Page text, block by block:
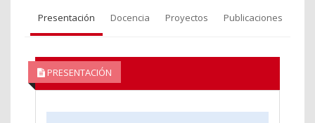
Presentación Docencia Proyectos Publicaciones
PRESENTACIÓN